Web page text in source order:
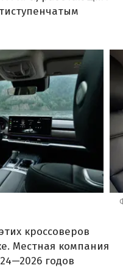
кроссоверов
Местная компания
годов